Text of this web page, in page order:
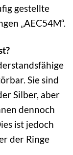
gestellte
„AEC54M“.
Sie sind
Silber, aber
dennoch
ist jedoch
der Ringe